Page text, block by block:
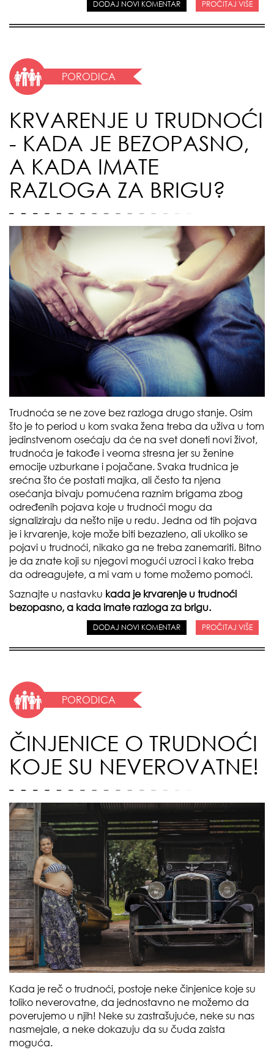
DODAJ NOVI KOMENTAR PROČITAJ VIŠE
PORODICA
KRVARENJE U TRUDNOĆI
- KADA JE BEZOPASNO,
A KADA IMATE
RAZLOGA ZA BRIGU?
Trudnoća se ne zove bez razloga drugo stanje. Osim
što je to period u kom svaka žena treba da uživa u tom
jedinstvenom osećaju da će na svet doneti novi život,
trudnoća je takođe i veoma stresna jer su ženine
emocije uzburkane i pojačane. Svaka trudnica je
srećna što će postati majka, ali često ta njena
osećanja bivaju pomućena raznim brigama zbog
određenih pojava koje u trudnoći mogu da
signaliziraju da nešto nije u redu. Jedna od tih pojava
je i krvarenje, koje može biti bezazleno, ali ukoliko se
pojavi u trudnoći, nikako ga ne treba zanemariti. Bitno
je da znate koji su njegovi mogući uzroci i kako treba
da odreagujete, a mi vam u tome možemo pomoći.
Saznajte u nastavku kada je krvarenje u trudnoći
bezopasno, a kada imate razloga za brigu.
DODAJ NOVI KOMENTAR PROČITAJ VIŠE
PORODICA
ČINJENICE O TRUDNOĆI
KOJE SU NEVEROVATNE!
Kada je reč o trudnoći, postoje neke činjenice koje su
toliko neverovatne, da jednostavno ne možemo da
poverujemo u njih! Neke su zastrašujuće, neke su nas
nasmejale, a neke dokazuju da su čuda zaista
moguća.